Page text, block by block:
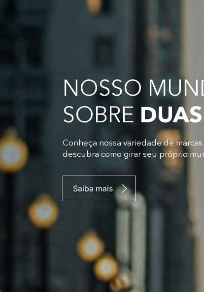
NOSSO
SOBRE
Conheça nossa variedade de
descubra como girar seu próprio
Saiba mais